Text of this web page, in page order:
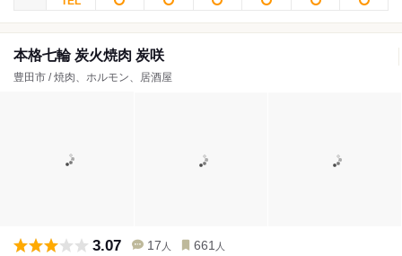
本格七輪 炭火焼肉 炭咲
豊田市 / 焼肉、ホルモン、居酒屋
3.07 17 人 661 人